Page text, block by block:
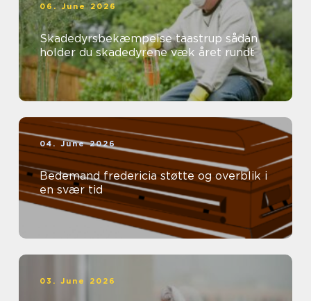
06. June 2026
Skadedyrsbekæmpelse taastrup sådan
holder du skadedyrene væk året rundt
04. June 2026
Bedemand fredericia støtte og overblik i
en svær tid
03. June 2026